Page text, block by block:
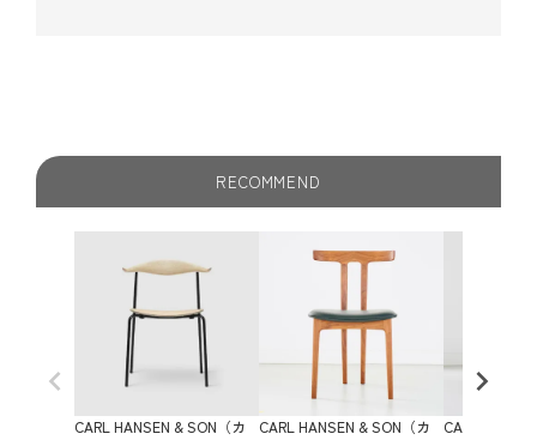
RECOMMEND
CARL HANSEN & SON（カ
CARL HANSEN & SON（カ
CARL